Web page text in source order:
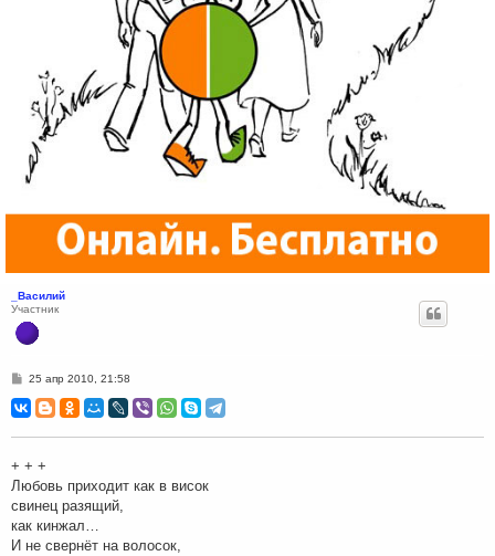
_Василий
Участник
С
о
б
и
е
25 апр 2010, 21:58
+ + +
Любовь приходит как в висок
свинец разящий,
как кинжал…
И не свернёт на волосок,